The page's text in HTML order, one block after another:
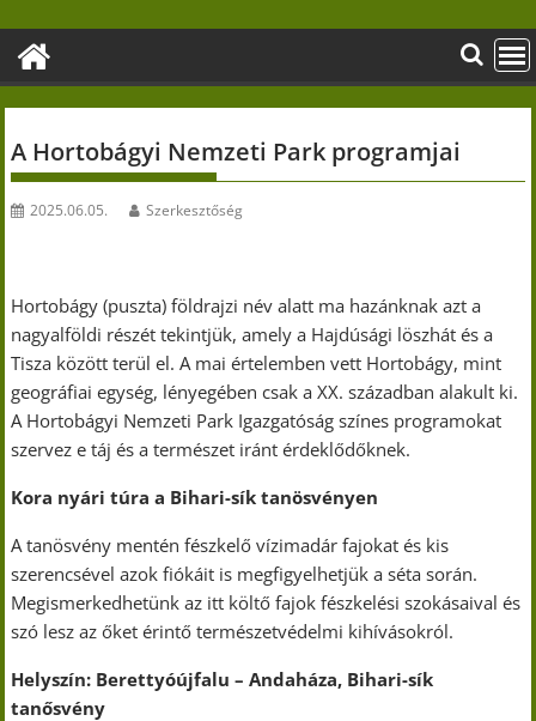
content
A Hortobágyi Nemzeti Park programjai
2025.06.05. Szerkesztőség
Hortobágy (puszta) földrajzi név alatt ma hazánknak azt a
nagyalföldi részét tekintjük, amely a Hajdúsági löszhát és a
Tisza között terül el. A mai értelemben vett Hortobágy, mint
geográfiai egység, lényegében csak a XX. században alakult ki.
A Hortobágyi Nemzeti Park Igazgatóság színes programokat
szervez e táj és a természet iránt érdeklődőknek.
Kora nyári túra a Bihari-sík tanösvényen
A tanösvény mentén fészkelő vízimadár fajokat és kis
szerencsével azok fiókáit is megfigyelhetjük a séta során.
Megismerkedhetünk az itt költő fajok fészkelési szokásaival és
szó lesz az őket érintő természetvédelmi kihívásokról.
Helyszín: Berettyóújfalu – Andaháza, Bihari-sík
tanősvény